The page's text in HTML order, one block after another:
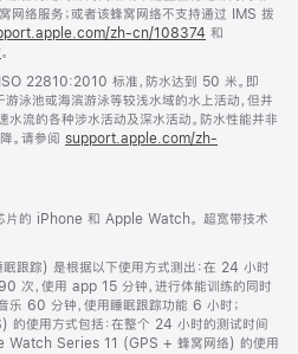
网络服务；或者该蜂窝网络不支持通过 IMS 拨
zh-cn/108374 (在
口
中
打
开)
和
。
22810:2010 标准，防水达到 50 米。即
池或海滨游泳等较浅水域的水上活动，但并
水流的各种涉水活动及深水活动。防水性能并非
。请参阅 support.apple.com/zh-
片的 iPhone 和 Apple Watch。 超宽带技术
跟踪) 是根据以下使用方式测出：在 24 小时
次，使用 app 15 分钟，进行体能训练的同时
60 分钟，使用睡眠跟踪功能 6 小时；
使用方式包括：在整个 24 小时的测试时间
Watch Series 11 (GPS + 蜂窝网络) 的使用